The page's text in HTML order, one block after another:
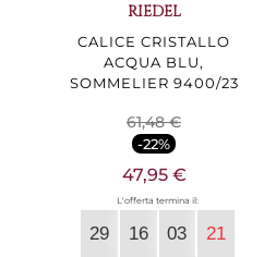
RIEDEL
CALICE CRISTALLO
ACQUA BLU,
SOMMELIER 9400/23
61,48 €
-22%
47,95 €
L'offerta termina il:
29 16 03 20